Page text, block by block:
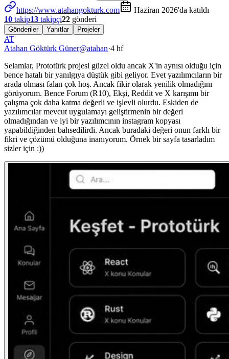
https://www.atahangokturk.com
Haziran 2026'da katıldı
10 takip13 takipçi22 gönderi
Gönderiler Yanıtlar Projeler
AT
Atahan Göktürk Güner@atahan·4 hf
Selamlar, Prototürk projesi güzel oldu ancak X'in aynısı olduğu için
bence hatalı bir yanılgıya düştük gibi geliyor. Evet yazılımcıların bir
arada olması falan çok hoş. Ancak fikir olarak yenilik olmadığını
görüyorum. Bence Forum (R10), Ekşi, Reddit ve X karışımı bir
çalışma çok daha katma değerli ve işlevli olurdu. Eskiden de
yazılımcılar mevcut uygulamayı geliştirmenin bir değeri
olmadığından ve iyi bir yazılımcının instagram kopyası
yapabildiğinden bahsedilirdi. Ancak buradaki değeri onun farklı bir
fikri ve çözümü olduğuna inanıyorum. Örnek bir sayfa tasarladım
sizler için :))